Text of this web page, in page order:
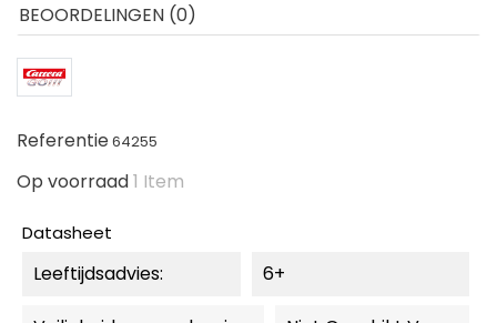
BEOORDELINGEN (0)
Referentie64255
Op voorraad1 Item
Datasheet
Leeftijdsadvies: 6+